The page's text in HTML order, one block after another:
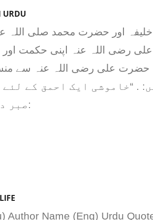
URDU
اور حضرت محمد صلی اللہ
رضی اللہ عنہ اپنی حکمت
. “خاموشی ایک احمق کے
صبر دو طرح کا ہوتا ہے:
Author Name (Eng) Urdu